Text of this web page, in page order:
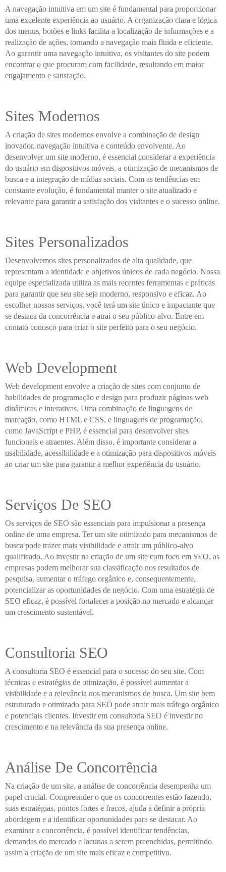
A navegação intuitiva em um site é fundamental para proporcionar
uma excelente experiência ao usuário. A organização clara e lógica
dos menus, botões e links facilita a localização de informações e a
realização de ações, tornando a navegação mais fluida e eficiente.
Ao garantir uma navegação intuitiva, os visitantes do site podem
encontrar o que procuram com facilidade, resultando em maior
engajamento e satisfação.
Sites Modernos
A criação de sites modernos envolve a combinação de design
inovador, navegação intuitiva e conteúdo envolvente. Ao
desenvolver um site moderno, é essencial considerar a experiência
do usuário em dispositivos móveis, a otimização de mecanismos de
busca e a integração de mídias sociais. Com as tendências em
constante evolução, é fundamental manter o site atualizado e
relevante para garantir a satisfação dos visitantes e o sucesso online.
Sites Personalizados
Desenvolvemos sites personalizados de alta qualidade, que
representam a identidade e objetivos únicos de cada negócio. Nossa
equipe especializada utiliza as mais recentes ferramentas e práticas
para garantir que seu site seja moderno, responsivo e eficaz. Ao
escolher nossos serviços, você terá um site único e impactante que
se destaca da concorrência e atrai o seu público-alvo. Entre em
contato conosco para criar o site perfeito para o seu negócio.
Web Development
Web development envolve a criação de sites com conjunto de
habilidades de programação e design para produzir páginas web
dinâmicas e interativas. Uma combinação de linguagens de
marcação, como HTML e CSS, e linguagens de programação,
como JavaScript e PHP, é essencial para desenvolver sites
funcionais e atraentes. Além disso, é importante considerar a
usabilidade, acessibilidade e a otimização para dispositivos móveis
ao criar um site para garantir a melhor experiência do usuário.
Serviços De SEO
Os serviços de SEO são essenciais para impulsionar a presença
online de uma empresa. Ter um site otimizado para mecanismos de
busca pode trazer mais visibilidade e atrair um público-alvo
qualificado. Ao investir na criação de um site com foco em SEO, as
empresas podem melhorar sua classificação nos resultados de
pesquisa, aumentar o tráfego orgânico e, consequentemente,
potencializar as oportunidades de negócio. Com uma estratégia de
SEO eficaz, é possível fortalecer a posição no mercado e alcançar
um crescimento sustentável.
Consultoria SEO
A consultoria SEO é essencial para o sucesso do seu site. Com
técnicas e estratégias de otimização, é possível aumentar a
visibilidade e a relevância nos mecanismos de busca. Um site bem
estruturado e otimizado para SEO pode atrair mais tráfego orgânico
e potenciais clientes. Investir em consultoria SEO é investir no
crescimento e na relevância da sua presença online.
Análise De Concorrência
Na criação de um site, a análise de concorrência desempenha um
papel crucial. Compreender o que os concorrentes estão fazendo,
suas estratégias, pontos fortes e fracos, ajuda a definir a própria
abordagem e a identificar oportunidades para se destacar. Ao
examinar a concorrência, é possível identificar tendências,
demandas do mercado e lacunas a serem preenchidas, permitindo
assim a criação de um site mais eficaz e competitivo.